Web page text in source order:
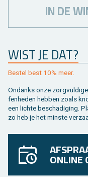
WIST JE DAT?
Be­stel best 10% meer.
On­danks onze
fen­he­den heb­ben zoals
een lich­te be­scha­di­ging.
zo heb je het min­ste
IN DE
ONLINE